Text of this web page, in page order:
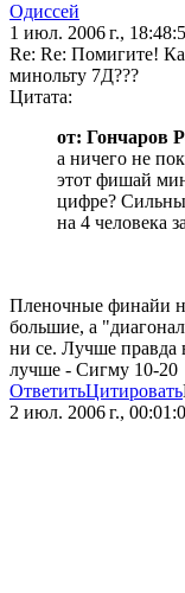
Одиссей
1 июл. 2006 г.,
Re: Re: Помигите!
минольту 7Д???
Цитата:
от: Гончаров
а ничего не
этот фишай
цифре?
на 4 человека
Пленочные финайи
большие, а
ни се. Лучше правда
лучше - Сигму 10-20
ОтветитьЦитировать
2 июл. 2006 г.,